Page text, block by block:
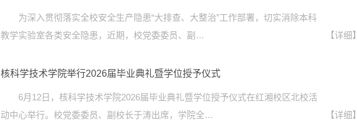
为深入贯彻落实全校安全生产隐患“大排查、大整治”工作部署，切实消除本科
教学实验室各类安全隐患，近期，校党委委员、副…
【详细】
核科学技术学院举行2026届毕业典礼暨学位授予仪式
6月12日，核科学技术学院2026届毕业典礼暨学位授予仪式在红湘校区北校活
动中心举行。校党委委员、副校长于涛出席，学院全…
【详细】